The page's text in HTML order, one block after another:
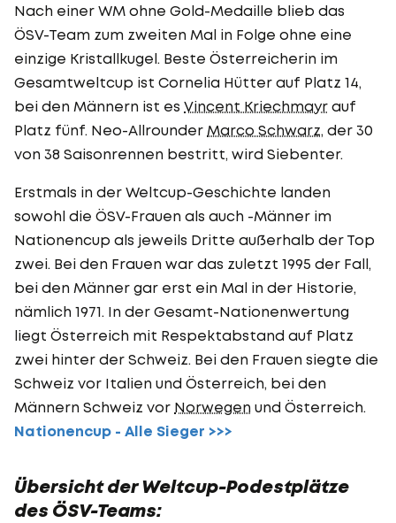
Nach einer WM ohne Gold-Medaille blieb das
ÖSV-Team zum zweiten Mal in Folge ohne eine
einzige Kristallkugel. Beste Österreicherin im
Gesamtweltcup ist Cornelia Hütter auf Platz 14,
bei den Männern ist es Vincent Kriechmayr auf
Platz fünf. Neo-Allrounder Marco Schwarz, der 30
von 38 Saisonrennen bestritt, wird Siebenter.
Erstmals in der Weltcup-Geschichte landen
sowohl die ÖSV-Frauen als auch -Männer im
Nationencup als jeweils Dritte außerhalb der Top
zwei. Bei den Frauen war das zuletzt 1995 der Fall,
bei den Männer gar erst ein Mal in der Historie,
nämlich 1971. In der Gesamt-Nationenwertung
liegt Österreich mit Respektabstand auf Platz
zwei hinter der Schweiz. Bei den Frauen siegte die
Schweiz vor Italien und Österreich, bei den
Männern Schweiz vor Norwegen und Österreich.
Nationencup - Alle Sieger >>>
Übersicht der Weltcup-Podestplätze
des ÖSV-Teams: